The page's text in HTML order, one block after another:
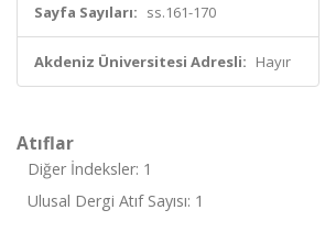
Sayfa Sayıları: ss.161-170
Akdeniz Üniversitesi Adresli: Hayır
Atıflar
Diğer İndeksler: 1
Ulusal Dergi Atıf Sayısı: 1